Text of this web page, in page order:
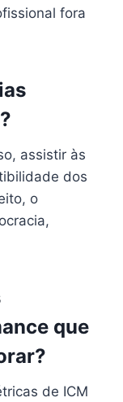
fora
assistir às
dos
o
que
de ICM